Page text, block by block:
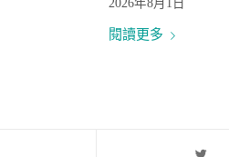
2026年8月1日
閱讀更多